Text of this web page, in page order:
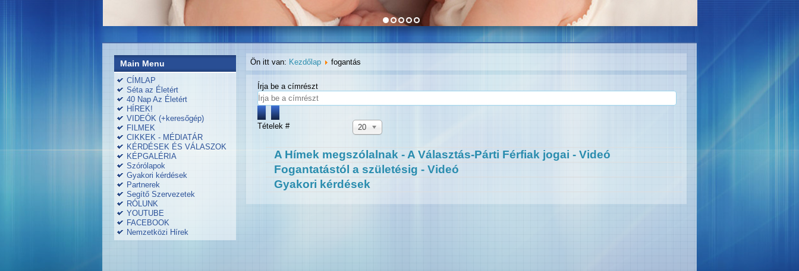
Main Menu
CÍMLAP
Séta az Életért
40 Nap Az Életért
HÍREK!
VIDEÓK (+keresőgép)
FILMEK
CIKKEK - MÉDIATÁR
KÉRDÉSEK ÉS VÁLASZOK
KÉPGALÉRIA
Szórólapok
Gyakori kérdések
Partnerek
Segítő Szervezetek
RÓLUNK
YOUTUBE
FACEBOOK
Nemzetközi Hírek
Ön itt van: Kezdőlap fogantás
Írja be a címrészt
Tételek # 20
A Hímek megszólalnak - A Választás-Párti Férfiak jogai - Videó
Fogantatástól a születésig - Videó
Gyakori kérdések